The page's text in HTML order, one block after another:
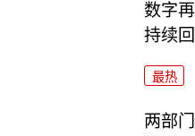
数字
持续
最热
两部